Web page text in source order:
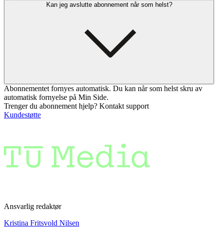
Kan jeg avslutte abonnement når som helst?
Abonnementet fornyes automatisk. Du kan når som helst skru av
automatisk fornyelse på Min Side.
Trenger du abonnement hjelp? Kontakt support
Kundestøtte
Ansvarlig redaktør
Kristina Fritsvold Nilsen